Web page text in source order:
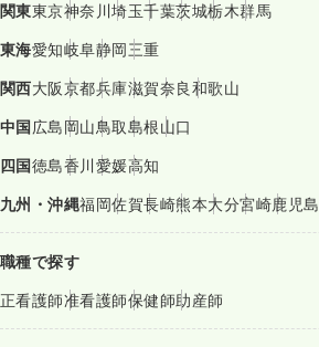
関東東京神奈川埼玉千葉茨城栃木群馬
東海愛知岐阜静岡三重
関西大阪京都兵庫滋賀奈良和歌山
中国広島岡山鳥取島根山口
四国徳島香川愛媛高知
九州・沖縄福岡佐賀長崎熊本大分宮崎鹿児島
職種で探す
正看護師准看護師保健師助産師